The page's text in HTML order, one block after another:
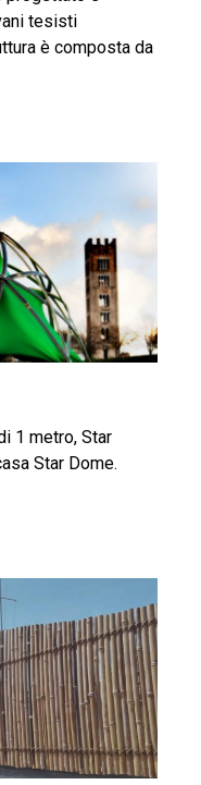
tesisti
è composta da
1 metro, Star
Star Dome.